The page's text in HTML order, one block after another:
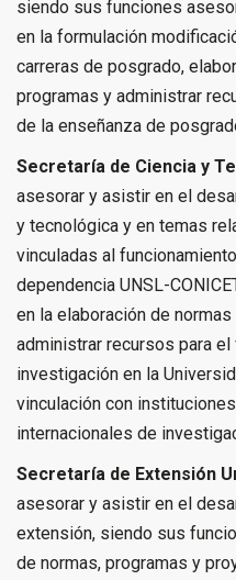
siendo sus funciones
en la formulación
carreras de posgrado,
programas y administrar
de la enseñanza de
Secretaría de Ciencia y
asesorar y asistir en el
y tecnológica y en temas
vinculadas al
dependencia UNSL-
en la elaboración de
administrar recursos para
investigación en la
vinculación con
internacionales de
Secretaría de Extensión
asesorar y asistir en el
extensión, siendo sus
de normas, programas y